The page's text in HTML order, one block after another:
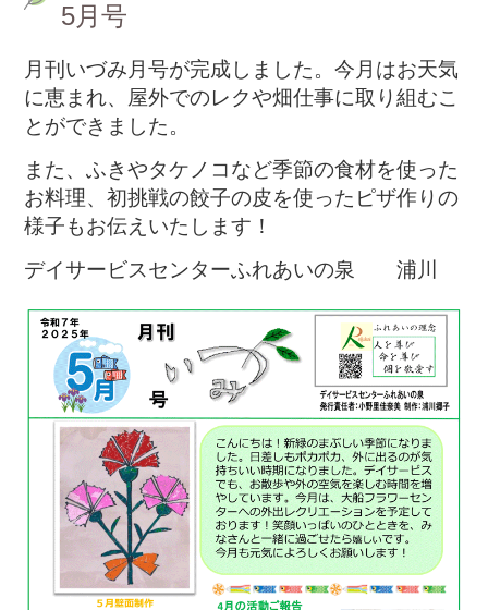
5月号
月刊いづみ月号が完成しました。今月はお天気
に恵まれ、屋外でのレクや畑仕事に取り組むこ
とができました。
また、ふきやタケノコなど季節の食材を使った
お料理、初挑戦の餃子の皮を使ったピザ作りの
様子もお伝えいたします！
デイサービスセンターふれあいの泉 浦川